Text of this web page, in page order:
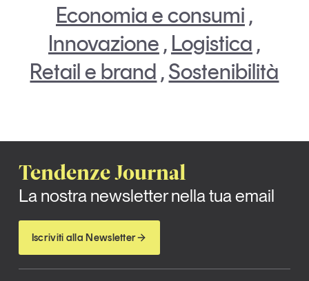
Economia e consumi ,
Innovazione , Logistica ,
Retail e brand ,Sostenibilità
Tendenze Journal
La nostra newsletter nella tua email
Iscriviti alla Newsletter